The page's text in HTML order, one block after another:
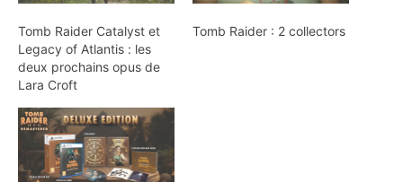
Tomb Raider Catalyst et
Legacy of Atlantis : les
deux prochains opus de
Lara Croft
Tomb Raider : 2 collectors